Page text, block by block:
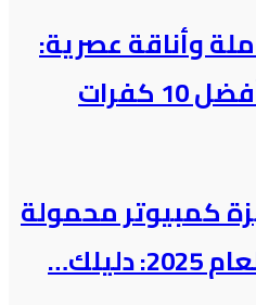
وأناقة عصرية:
دليل اختيار أفضل 10 كفرات
أجهزة كمبيوتر محمولة